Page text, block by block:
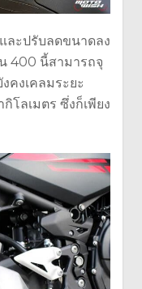
ละปรับลดขนาดลง
400 นี้สามารถจุ
คงเคลมระยะ
โลเมตร ซึ่งก็เพียง